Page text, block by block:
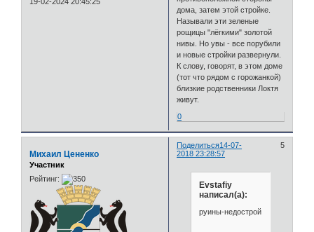
дома, затем этой стройке.
Называли эти зеленые
рощицы "лёгкими" золотой
нивы. Но увы - все порубили
и новые стройки развернули.
К слову, говорят, в этом доме
(тот что рядом с горожанкой)
близкие родственники Локтя
живут.
0
Поделиться 5
14-07-
2018 23:28:57
Михаил Цененко
Участник
Рейтинг:
Evstafiy
написал(а):
руины-недострой